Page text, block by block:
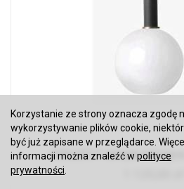
COLLECT lampa
Korzystanie ze strony oznacza zgodę
wykorzystywanie plików cookie,
być już zapisane w przeglądarce.
informacji można znaleźć w polityce
prywatności